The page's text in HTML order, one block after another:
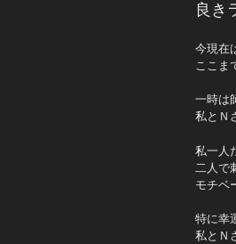
良き
今現在
ここま
一時は
私とＮ
私一人
二人で
モチベ
特に幸
私とＮ